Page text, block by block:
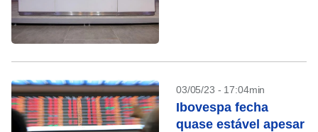
03/05/23 - 17:04min
Ibovespa fecha
quase estável apesar